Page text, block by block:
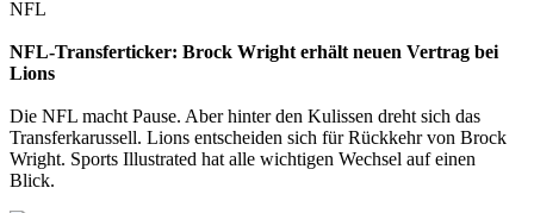
NFL
NFL-Transferticker: Brock Wright erhält neuen Vertrag bei
Lions
Die NFL macht Pause. Aber hinter den Kulissen dreht sich das
Transferkarussell. Lions entscheiden sich für Rückkehr von Brock
Wright. Sports Illustrated hat alle wichtigen Wechsel auf einen
Blick.